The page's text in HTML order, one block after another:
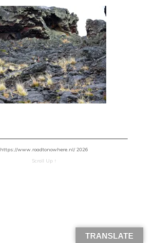
https://www.roadtonowhere.nl/ 2026
Scroll Up ↑
TRANSLATE